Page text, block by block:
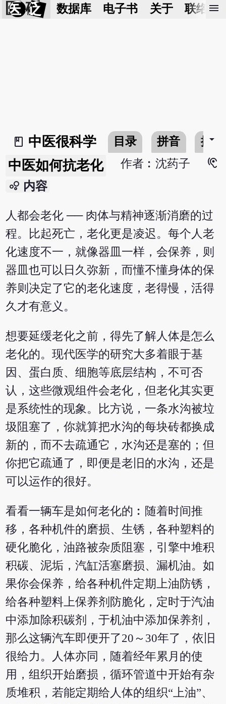
医 砭 数据库 电子书 关于 联络我
menu
book_2
中医很科学 目录 拼音 搜寻
arrow_drop_down
中医如何抗老化 作者︰沈药子
hearing
bubble_chart 内容
人都会老化 ── 肉体与精神逐渐消磨的过
程。比起死亡，老化更是凌迟。每个人老
化速度不一，就像器皿一样，会保养，则
器皿也可以日久弥新，而懂不懂身体的保
养则决定了它的老化速度，老得慢，活得
久才有意义。
想要延缓老化之前，得先了解人体是怎么
老化的。现代医学的研究大多着眼于基
因、蛋白质、细胞等底层结构，不可否
认，这些微观组件会老化，但老化其实更
是系统性的现象。比方说，一条水沟被垃
圾阻塞了，你就算把水沟的每块砖都换成
新的，而不去疏通它，水沟还是塞的；但
你把它疏通了，即便是老旧的水沟，还是
可以运作的很好。
看看一辆车是如何老化的︰随着时间推
移，各种机件的磨损、生锈，各种塑料的
硬化脆化，油路被杂质阻塞，引擎中堆积
积碳、泥垢，汽缸活塞磨损、漏机油。如
果你会保养，给各种机件定期上油防锈，
给各种塑料上保养剂防脆化，定时于汽油
中添加除积碳剂，于机油中添加保养剂，
那么这辆汽车即便开了20～30年了，依旧
很给力。人体亦同，随着经年累月的使
用，组织开始磨损，循环管道中开始有杂
质堆积，若能定期给人体的组织“上油”、